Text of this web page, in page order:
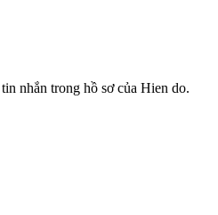
nhắn trong hồ sơ của Hien do.